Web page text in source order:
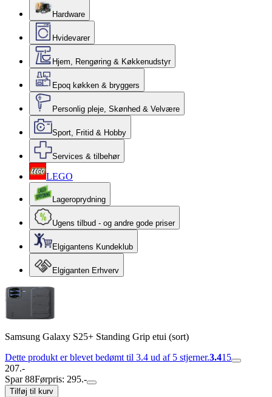
Hardware
Hvidevarer
Hjem, Rengøring & Køkkenudstyr
Epoq køkken & bryggers
Personlig pleje, Skønhed & Velvære
Sport, Fritid & Hobby
Services & tilbehør
LEGO
Lageroprydning
Ugens tilbud - og andre gode priser
Elgigantens Kundeklub
Elgiganten Erhverv
Samsung Galaxy S25+ Standing Grip etui (sort)
Dette produkt er blevet bedømt til 3.4 ud af 5 stjerner.3.415
207.-
Spar 88Førpris: 295.-
Tilføj til kurv